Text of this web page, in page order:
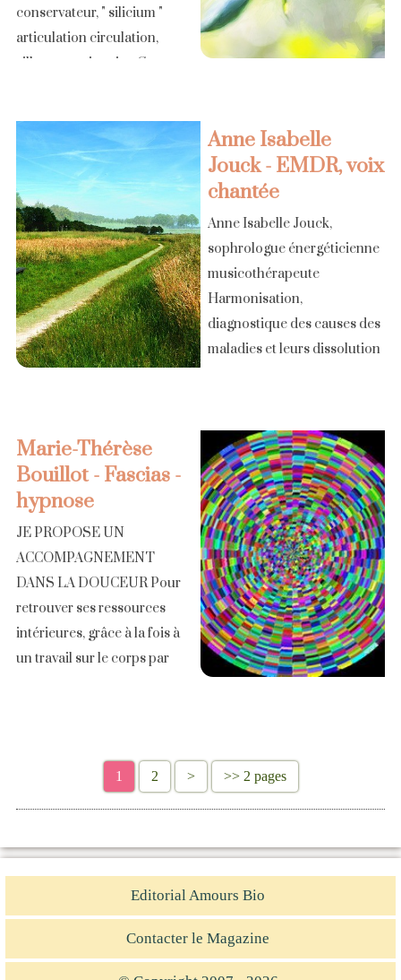
conservateur, " silicium "
articulation circulation,
silhouette, vitamine C
coenzyme Q10, omégas 3,
plantes bio... [...]
Anne Isabelle
Jouck - EMDR, voix
chantée
Anne Isabelle Jouck,
sophrologue énergéticienne
musicothérapeute
Harmonisation,
diagnostique des causes des
maladies et leurs dissolution
nature. La voix des Corps,
thérapie [...]
Marie-Thérèse
Bouillot - Fascias -
hypnose
JE PROPOSE UN
ACCOMPAGNEMENT
DANS LA DOUCEUR Pour
retrouver ses ressources
intérieures, grâce à la fois à
un travail sur le corps par
fascias), et sur [...]
1 2 > >> 2 pages
Editorial Amours Bio
Contacter le Magazine